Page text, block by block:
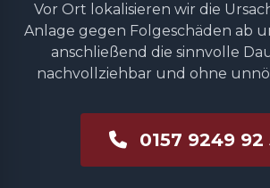
Vor Ort lokalisieren wir die
Anlage gegen Folgeschäden ab
anschließend die sinnvolle
nachvollziehbar und ohne
0157 9249 92